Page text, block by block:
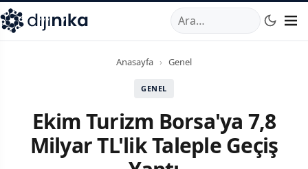
,Marmara Mahallesi,Beylikdüzü34520TRTelefon:0850
Anasayfa › Genel
GENEL
Ekim Turizm Borsa'ya 7,8
Milyar TL'lik Taleple Geçiş